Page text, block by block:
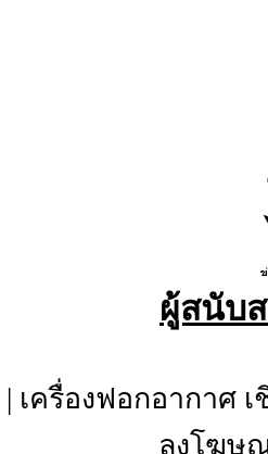
ผู้สนับ
| เครื่องฟอกอากาศ
ลงโฆษ